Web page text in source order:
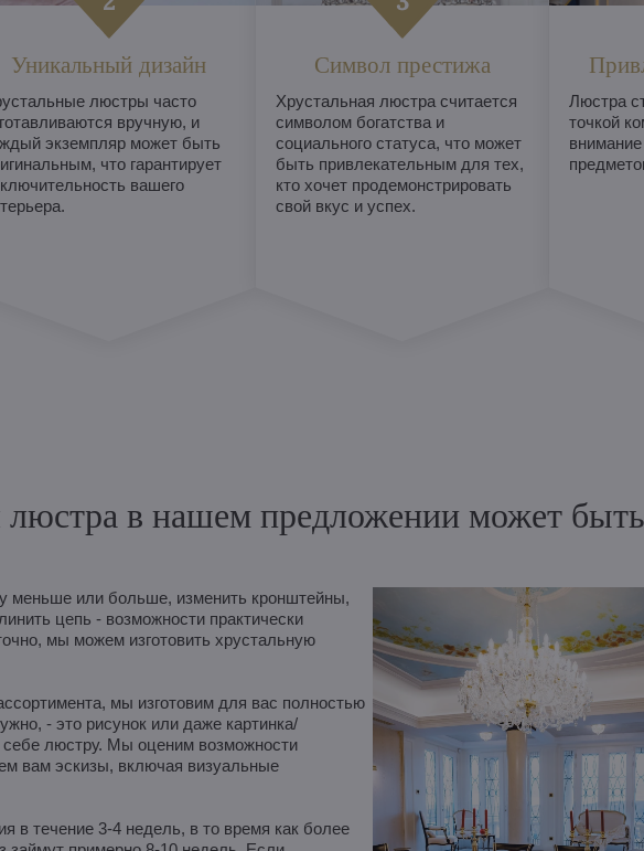
Уникальный дизайн
люстры часто
вручную, и
экземпляр может быть
что гарантирует
вашего
Символ престижа
Хрустальная люстра считается
символом богатства и
социального статуса, что может
быть привлекательным для тех,
кто хочет продемонстрировать
свой вкус и успех.
Люстра
точкой
в нашем предложении может быть
или больше, изменить кронштейны,
цепь - возможности практически
мы можем изготовить хрустальную
мы изготовим для вас полностью
- это рисунок или даже картинка/
себе люстру. Мы оценим возможности
вам эскизы, включая визуальные
течение 3-4 недель, в то время как более